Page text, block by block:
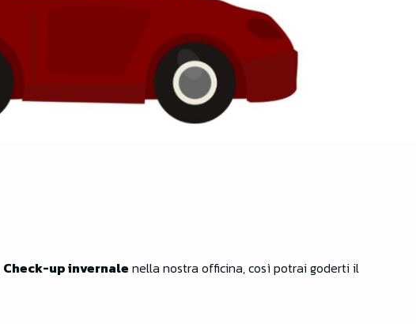
Check-up invernale nella nostra officina, così potrai goderti il